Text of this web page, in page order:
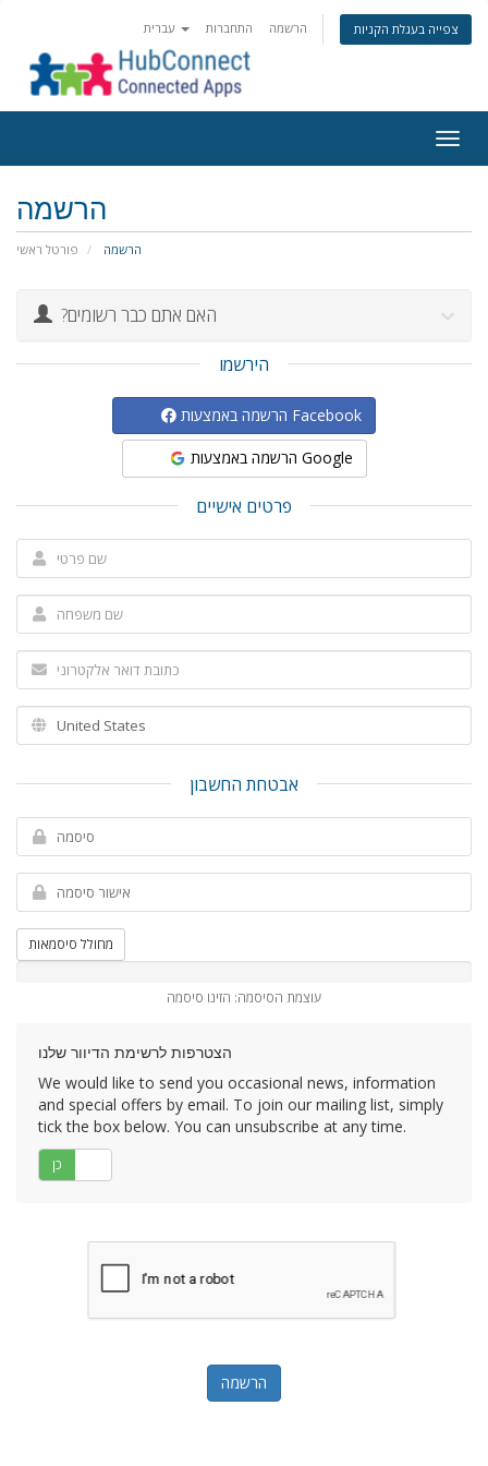
התחברות הרשמה צפייה בעגלת הקניות
הרשמה
פורטל ראשי הרשמה
?האם אתם כבר רשומים
הירשמו
הרשמה באמצעות Facebook
הרשמה באמצעות Google
פרטים אישיים
אבטחת החשבון
מחולל סיסמאות
עוצמת הסיסמה: הזינו סיסמה
הצטרפות לרשימת הדיוור שלנו
We would like to send you occasional news, information
and special offers by email. To join our mailing list, simply
tick the box below. You can unsubscribe at any time.
כן